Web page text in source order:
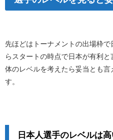
先ほどはトーナメントの出場枠
らスタートの時点で日本が有利
体のレベルを考えたら妥当とも
す。
日本人選手のレベルは高